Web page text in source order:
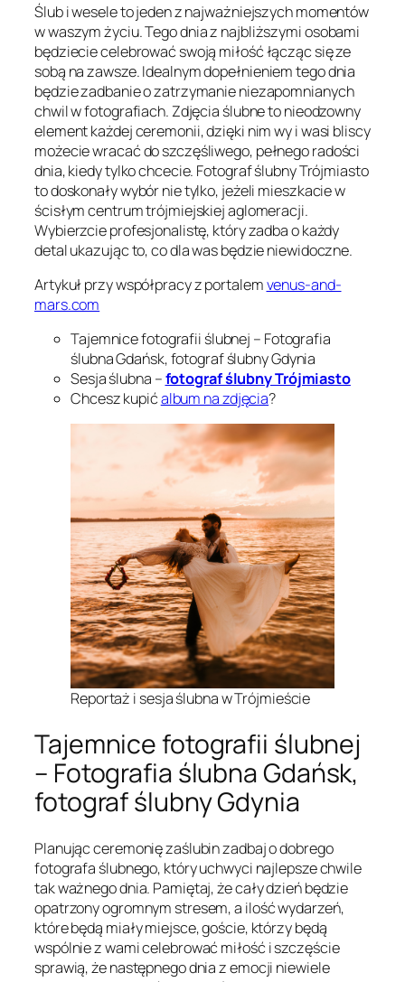
Ślub i wesele to jeden z najważniejszych momentów
w waszym życiu. Tego dnia z najbliższymi osobami
będziecie celebrować swoją miłość łącząc się ze
sobą na zawsze. Idealnym dopełnieniem tego dnia
będzie zadbanie o zatrzymanie niezapomnianych
chwil w fotografiach. Zdjęcia ślubne to nieodzowny
element każdej ceremonii, dzięki nim wy i wasi bliscy
możecie wracać do szczęśliwego, pełnego radości
dnia, kiedy tylko chcecie. Fotograf ślubny Trójmiasto
to doskonały wybór nie tylko, jeżeli mieszkacie w
ścisłym centrum trójmiejskiej aglomeracji.
Wybierzcie profesjonalistę, który zadba o każdy
detal ukazując to, co dla was będzie niewidoczne.
Artykuł przy współpracy z portalemvenus-and-
mars.com
Tajemnice fotografii ślubnej – Fotografia
ślubna Gdańsk, fotograf ślubny Gdynia
Sesja ślubna –fotograf ślubny Trójmiasto
Chcesz kupićalbum na zdjęcia?
Reportaż i sesja ślubna w Trójmieście
Tajemnice fotografii ślubnej
– Fotografia ślubna Gdańsk,
fotograf ślubny Gdynia
Planując ceremonię zaślubin zadbaj o dobrego
fotografa ślubnego, który uchwyci najlepsze chwile
tak ważnego dnia. Pamiętaj, że cały dzień będzie
opatrzony ogromnym stresem, a ilość wydarzeń,
które będą miały miejsce, goście, którzy będą
wspólnie z wami celebrować miłość i szczęście
sprawią, że następnego dnia z emocji niewiele